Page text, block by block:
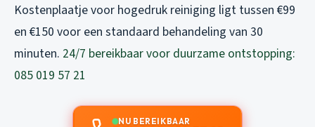
Kostenplaatje voor hogedruk reiniging ligt tussen €99
en €150 voor een standaard behandeling van 30
minuten. 24/7 bereikbaar voor duurzame ontstopping:
085 019 57 21
NU BEREIKBAAR